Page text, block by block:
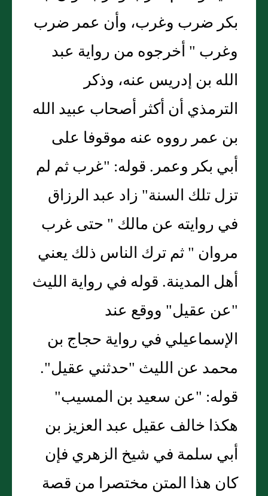
بكر ضرب وغرب، وأن عمر ضرب
وغرب " أخرجوه من رواية عبد
الله بن إدريس عنه، وذكر
الترمذي أن أكثر أصحاب عبيد الله
بن عمر رووه عنه موقوفا على
أبي بكر وعمر. قوله: "غرب ثم لم
تزل تلك السنة" زاد عبد الرزاق
في روايته عن مالك " حتى غرب
مروان " ثم ترك الناس ذلك يعني
أهل المدينة. قوله في رواية الليث
"عن عقيل" ووقع عند
الإسماعيلي في رواية حجاج بن
محمد عن الليث "حدثني عقيل".
قوله: "عن سعيد بن المسيب"
هكذا خالف عقيل عبد العزيز بن
أبي سلمة في شيخ الزهري فإن
كان هذا المتن مختصرا من قصة